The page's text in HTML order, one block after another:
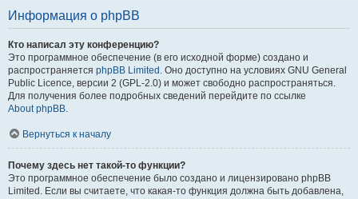
Информация о phpBB
Кто написал эту конференцию?
Это программное обеспечение (в его исходной форме) создано и
распространяется phpBB Limited . Оно доступно на условиях GNU General
Public Licence, версии 2 (GPL-2.0) и может свободно распространяться.
Для получения более подробных сведений перейдите по ссылке
About phpBB.
Вернуться к началу
Почему здесь нет такой-то функции?
Это программное обеспечение было создано и лицензировано phpBB
Limited. Если вы считаете, что какая-то функция должна быть добавлена,